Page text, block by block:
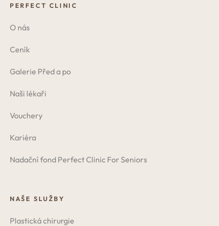
PERFECT CLINIC
O nás
Ceník
Galerie Před a po
Naši lékaři
Vouchery
Kariéra
Nadační fond Perfect Clinic For Seniors
NAŠE SLUŽBY
Plastická chirurgie